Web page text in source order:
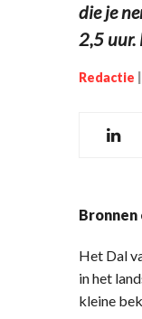
die je
2,5 uur.
Redactie
Bronnen
Het Dal
in het
kleine